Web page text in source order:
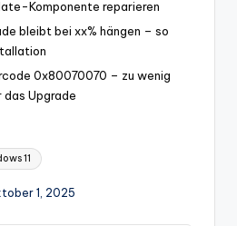
Komponente reparieren
bleibt bei xx% hängen – so
0x80070070 – zu wenig
Upgrade
11
1, 2025